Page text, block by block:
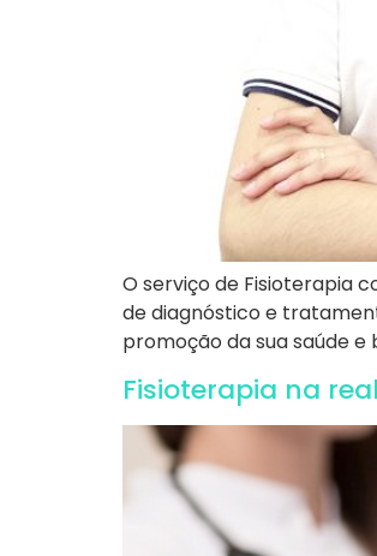
O serviço de Fisioterapia
de diagnóstico e
promoção da sua saúde
Fisioterapia na